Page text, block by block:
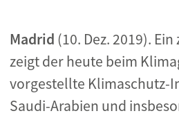
Madrid (10. Dez. 2019).
zeigt der heute beim
vorgestellte Klimaschutz-
Saudi-Arabien und